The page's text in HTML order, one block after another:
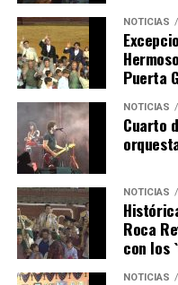
4º DÍA DE LAS
hace 5 días Huelvatv
NOTICIAS
Puerta
NOTICIAS
Cuarto
NOTICIAS
Roca
con los
NOTICIAS